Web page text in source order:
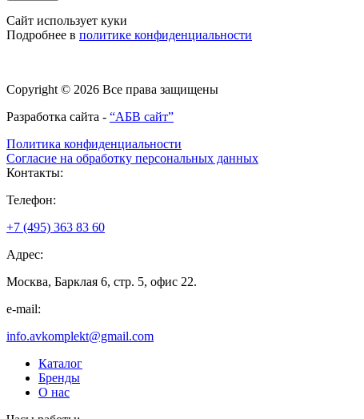
Сайт использует куки
Подробнее в политике конфиденциальности
Copyright © 2026 Все права защищены
Разработка сайта - “АБВ сайт”
Политика конфиденциальности
Согласие на обработку персональных данных
Контакты:
Телефон:
+7 (495) 363 83 60
Адрес:
Москва, Барклая 6, стр. 5, офис 22.
e-mail:
info.avkomplekt@gmail.com
Каталог
Бренды
О нас